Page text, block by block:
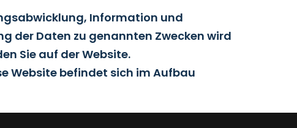
Information und
der Daten zu genannten Zwecken wird
Sie auf der Website.
Website befindet sich im Aufbau